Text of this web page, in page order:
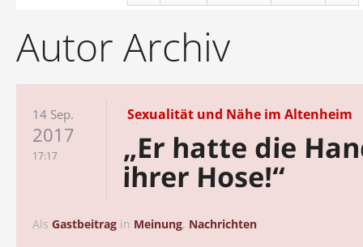
Autor Archiv
14 Sep.
2017
17:17
Sexualität und Nähe im Altenheim
„Er hatte die
ihrer Hose!“
Als Gastbeitrag in Meinung, Nachrichten